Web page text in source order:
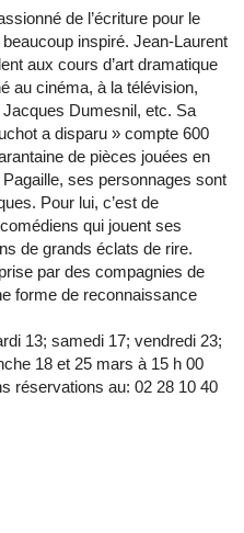
de l’écriture pour le
inspiré. Jean-Laurent
aux cours d’art dramatique
au cinéma, à la télévision,
Dumesnil, etc. Sa
a disparu » compte 600
de pièces jouées en
ses personnages sont
Pour lui, c’est de
qui jouent ses
de grands éclats de rire.
par des compagnies de
forme de reconnaissance
13; samedi 17; vendredi 23;
18 et 25 mars à 15 h 00
réservations au: 02 28 10 40